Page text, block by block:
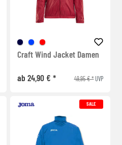
Craft Wind Jacket Damen
ab 24,90 € * 49,95 € *UVP
SALE